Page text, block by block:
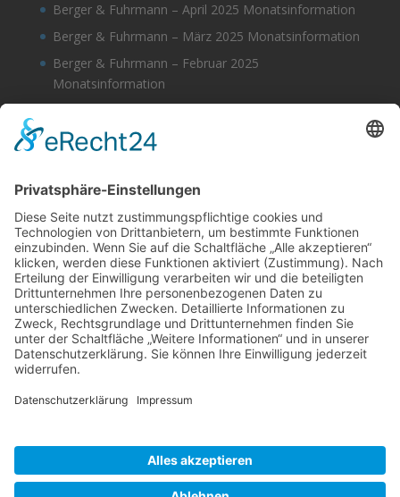
Berger & Fuhrmann – April 2025 Monatsinformation
Berger & Fuhrmann – März 2025 Monatsinformation
Berger & Fuhrmann – Februar 2025
Monatsinformation
Monatsinformation
Suche
Datenschutz
Cookie-Einstellungen
Sonstige
Kontakt
Facebook
Anfahrt & Lageplan